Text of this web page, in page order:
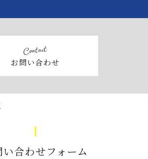
contact
お問い合わせ
い合わせフォーム